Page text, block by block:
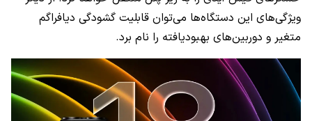
ویژگی‌های این دستگاه‌ها می‌توان قابلیت گشودگی دیافراگم
متغیر و دوربین‌های بهبودیافته را نام برد.